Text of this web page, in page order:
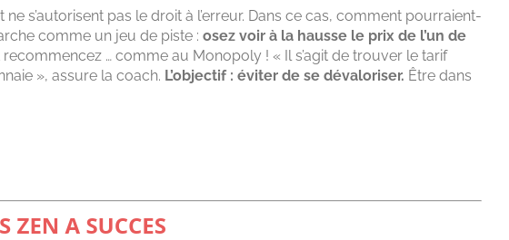
s’autorisent pas le droit à l’erreur. Dans ce cas, comment pourraient-
comme un jeu de piste : osez voir à la hausse le prix de l’un de
recommencez … comme au Monopoly ! « Il s’agit de trouver le tarif
», assure la coach. L’objectif : éviter de se dévaloriser. Être dans